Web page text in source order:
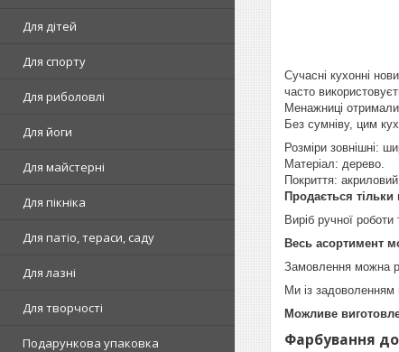
Для дітей
Для спорту
Для риболовлі
Для йоги
Для майстерні
Для пікніка
Для патіо, тераси, саду
Для лазні
Для творчості
Подарункова упаковка
Сучасні кухонні
часто
Менажниці
Без сумніву, цим
Розміри зовнішні:
Матеріал: дерево.
Покриття: акриловий
Продається
Виріб ручної
Весь асортимент
Замовлення можна
Ми із задоволенням
Можливе
Фарбування